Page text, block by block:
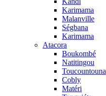
Karimama
Malanville
Ségbana
Karimama
Atacora
Boukombé
Natitingou
Toucountouna
Cobly
Matéri